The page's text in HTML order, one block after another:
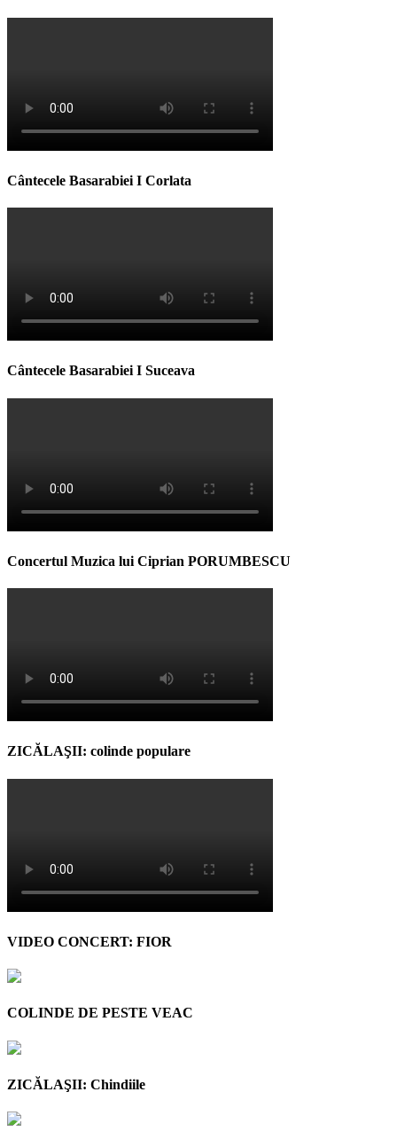
Cântecele Basarabiei I Corlata
Cântecele Basarabiei I Suceava
Concertul Muzica lui Ciprian PORUMBESCU
ZICĂLAŞII: colinde populare
VIDEO CONCERT: FIOR
COLINDE DE PESTE VEAC
ZICĂLAŞII: Chindiile